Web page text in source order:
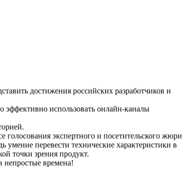
достижения российских разработчиков и
эффективно использовать онлайн-каналы
экспертного и посетительского жюри
перевести технические характеристики в
точки зрения продукт.
непростые времена!